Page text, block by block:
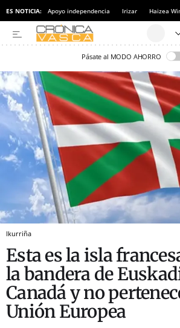
ES NOTICIA: Apoyo independencia Irizar Haizea
Pásate al MODO AHORRO
Ikurriña
Esta es la isla
la bandera de
Canadá y no
Unión Europea